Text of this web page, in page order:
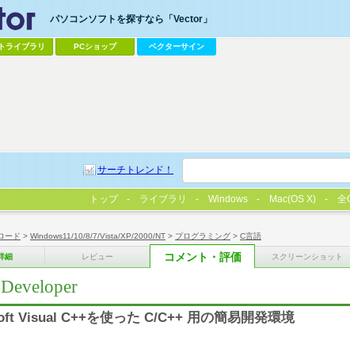
ード > Windows11/10/8/7/Vista/XP/2000/NT > プログラミング > C言語
細 レビュー コメント・評価 スクリーンショット
Visual C++を使った C/C++ 用の簡易開発環境
パソコンソフトを探すなら「Vector」
ライブラリ PCショップ ベクターサイン
サーチトレンド！
トップ ライブラリ Windows Mac(OS X) 全